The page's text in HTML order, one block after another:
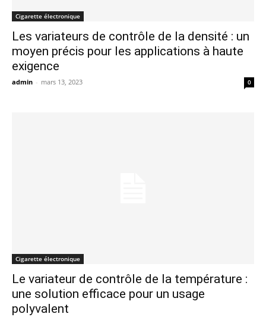
Cigarette électronique
Les variateurs de contrôle de la densité : un
moyen précis pour les applications à haute
exigence
admin - mars 13, 2023 0
Cigarette électronique
Le variateur de contrôle de la température :
une solution efficace pour un usage
polyvalent